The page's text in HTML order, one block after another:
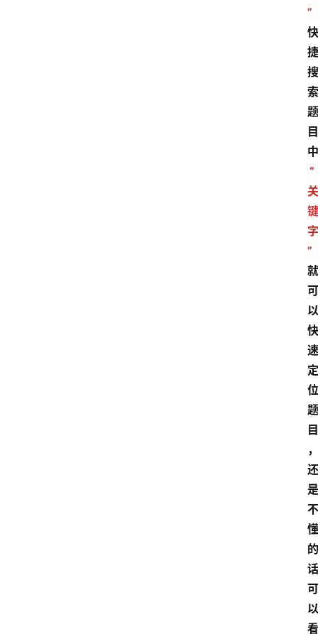
”
快
捷
搜
索
题
目
中
“
关
键
字
”
就
可
以
快
速
定
位
题
目
，
还
是
不
懂
的
话
可
以
看